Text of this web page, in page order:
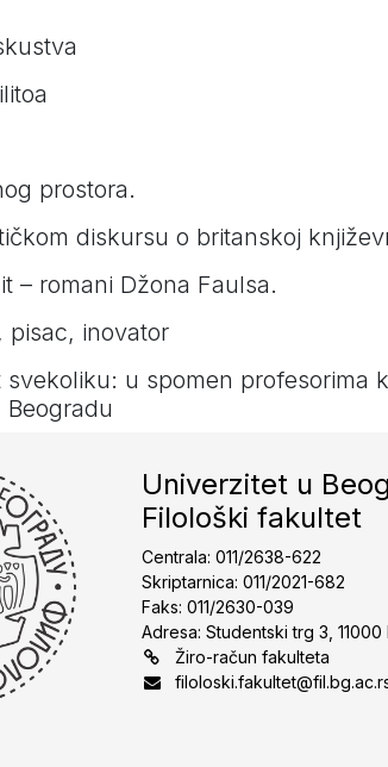
prostora.
diskursu o britanskoj
– romani Džona Faulsa.
pisac, inovator
u spomen profesorima
Univerzitet u
Filološki fakultet
Centrala: 011/2638-622
Skriptarnica: 011/2021-682
Faks: 011/2630-039
Adresa: Studentski trg 3,
Žiro-račun fakulteta